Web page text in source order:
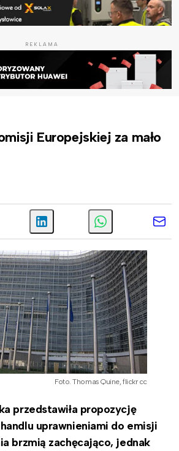
REKLAMA
Europejskiej za mało
Foto. Thomas Quine, flickr cc
przedstawiła propozycję
uprawnieniami do emisji
brzmią zachęcająco, jednak